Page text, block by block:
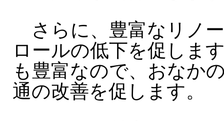
さらに、豊富なリノ
ロールの低下を促しま
も豊富なので、おなか
通の改善を促します。